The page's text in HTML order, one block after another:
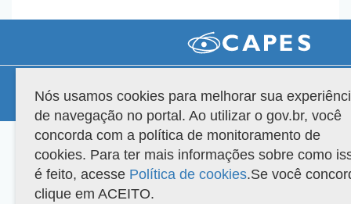
Versão do sistema: 3.88.9 Copyright 2022 Capes. Todos os direitos reservados.
Nós usamos cookies para melhorar sua
de navegação no portal. Ao utilizar o gov.br, você
concorda com a política de monitoramento de
cookies. Para ter mais informações sobre como
é feito, acesse Política de cookies.Se você
clique em ACEITO.